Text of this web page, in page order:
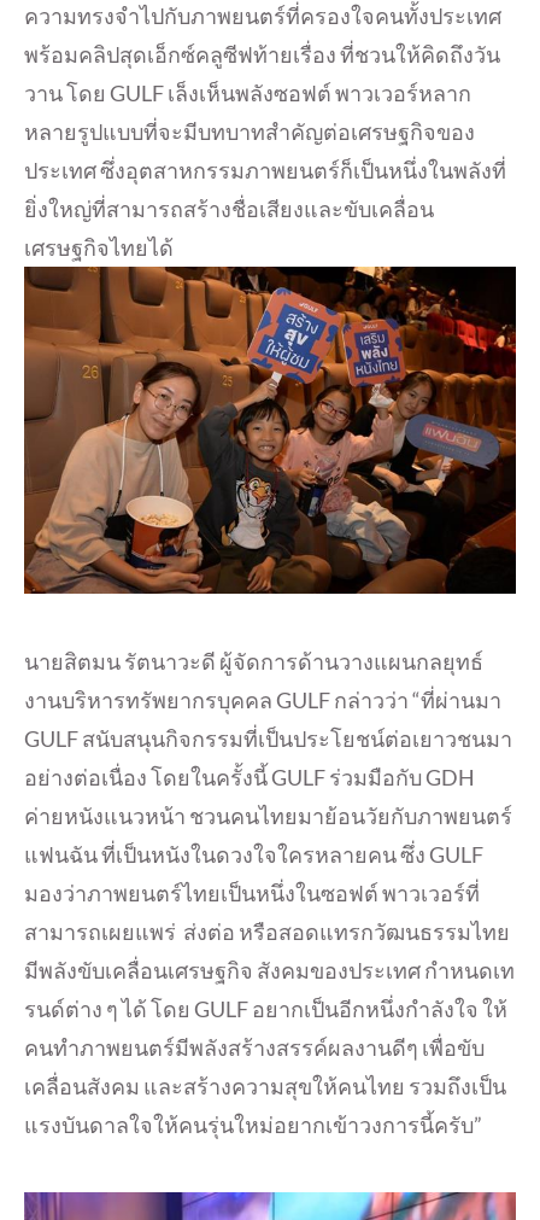
ความทรงจำไปกับภาพยนตร์ที่ครองใจคนทั้งประเทศ
พร้อมคลิปสุดเอ็กซ์คลูซีฟท้ายเรื่อง ที่ชวนให้คิดถึงวัน
วาน โดย GULF เล็งเห็นพลังซอฟต์ พาวเวอร์หลาก
หลายรูปแบบที่จะมีบทบาทสำคัญต่อเศรษฐกิจของ
ประเทศ ซึ่งอุตสาหกรรมภาพยนตร์ก็เป็นหนึ่งในพลังที่
ยิ่งใหญ่ที่สามารถสร้างชื่อเสียงและขับเคลื่อน
เศรษฐกิจไทยได้
นายสิตมน รัตนาวะดี ผู้จัดการด้านวางแผนกลยุทธ์
งานบริหารทรัพยากรบุคคล GULF กล่าวว่า “ที่ผ่านมา
GULF สนับสนุนกิจกรรมที่เป็นประโยชน์ต่อเยาวชนมา
อย่างต่อเนื่อง โดยในครั้งนี้ GULF ร่วมมือกับ GDH
ค่ายหนังแนวหน้า ชวนคนไทยมาย้อนวัยกับภาพยนตร์
แฟนฉัน ที่เป็นหนังในดวงใจใครหลายคน ซึ่ง GULF
มองว่าภาพยนตร์ไทยเป็นหนึ่งในซอฟต์ พาวเวอร์ที่
สามารถเผยแพร่ ส่งต่อ หรือสอดแทรกวัฒนธรรมไทย
มีพลังขับเคลื่อนเศรษฐกิจ สังคมของประเทศ กำหนดเท
รนด์ต่าง ๆ ได้ โดย GULF อยากเป็นอีกหนึ่งกำลังใจ ให้
คนทำภาพยนตร์มีพลังสร้างสรรค์ผลงานดีๆ เพื่อขับ
เคลื่อนสังคม และสร้างความสุขให้คนไทย รวมถึงเป็น
แรงบันดาลใจให้คนรุ่นใหม่อยากเข้าวงการนี้ครับ”